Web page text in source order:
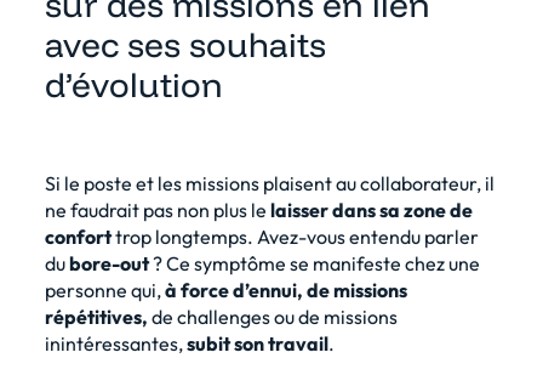
avec ses souhaits
d’évolution
Si le poste et les missions plaisent au collaborateur, il
ne faudrait pas non plus le laisser dans sa zone de
conforttrop longtemps. Avez-vous entendu parler
dubore-out? Ce symptôme se manifeste chez une
personne qui,à force d’ennui, de missions
répétitives, de challenges ou de missions
inintéressantes,subit son travail.